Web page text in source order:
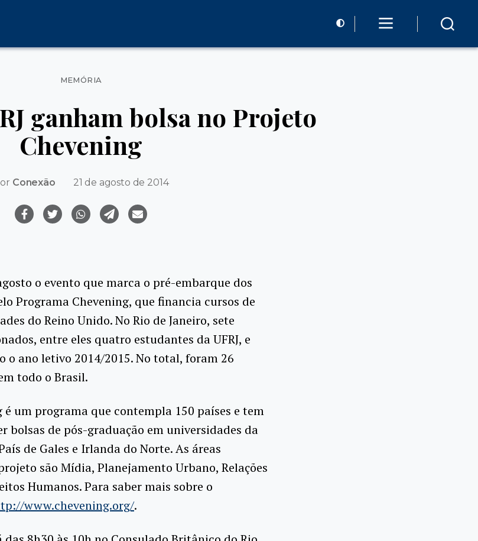
Categorias
MEMÓRIA
ganham bolsa no Projeto
Chevening
Conexão 21 de agosto de 2014
o evento que marca o pré-embarque dos
Programa Chevening, que financia cursos de
do Reino Unido. No Rio de Janeiro, sete
entre eles quatro estudantes da UFRJ, e
o ano letivo 2014/2015. No total, foram 26
todo o Brasil.
é um programa que contempla 150 países e tem
bolsas de pós-graduação em universidades da
de Gales e Irlanda do Norte. As áreas
são Mídia, Planejamento Urbano, Relações
Humanos. Para saber mais sobre o
www.chevening.org/.